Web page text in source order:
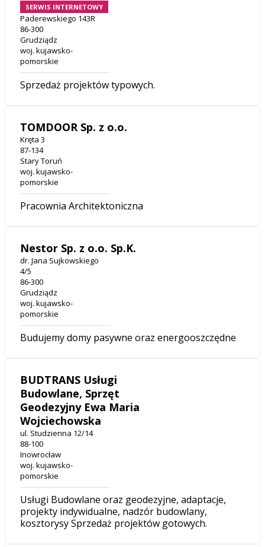
SERWIS INTERNETOWY
Paderewskiego 143R
86-300
Grudziądz
woj. kujawsko-
pomorskie
Sprzedaż projektów typowych.
TOMDOOR Sp. z o.o.
Kręta 3
87-134
Stary Toruń
woj. kujawsko-
pomorskie
Pracownia Architektoniczna
Nestor Sp. z o.o. Sp.K.
dr. Jana Sujkowskiego
4/5
86-300
Grudziądz
woj. kujawsko-
pomorskie
Budujemy domy pasywne oraz energooszczędne
BUDTRANS Usługi
Budowlane, Sprzęt
Geodezyjny Ewa Maria
Wojciechowska
ul. Studzienna 12/14
88-100
Inowrocław
woj. kujawsko-
pomorskie
Usługi Budowlane oraz geodezyjne, adaptacje,
projekty indywidualne, nadzór budowlany,
kosztorysy Sprzedaż projektów gotowych.